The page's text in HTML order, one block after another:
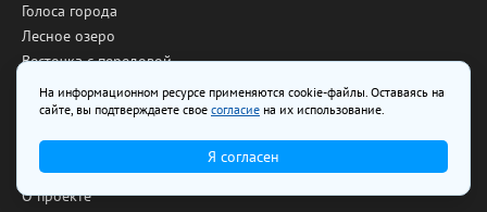
Голоса города
Лесное озеро
Весточка с передовой
О проекте
На информационном ресурсе применяются cookie-файлы. Оставаясь на
сайте, вы подтверждаете свое согласие на их использование.
Я согласен